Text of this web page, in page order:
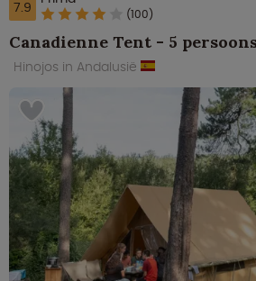
7.9 (100)
Canadienne Tent - 5
Hinojos in Andalusië